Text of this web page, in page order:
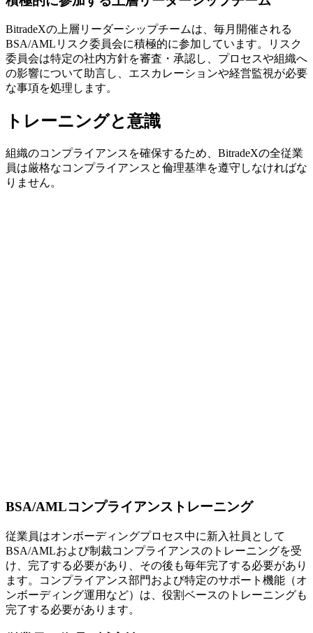
BitradeXの上層リーダーシップチームは、毎月開催される
BSA/AMLリスク委員会に積極的に参加しています。リスク
委員会は特定の社内方針を審査・承認し、プロセスや組織へ
の影響について助言し、エスカレーションや経営監視が必要
な事項を処理します。
トレーニングと意識
組織のコンプライアンスを確保するため、BitradeXの全従業
員は厳格なコンプライアンスと倫理基準を遵守しなければな
りません。
BSA/AMLコンプライアンストレーニング
従業員はオンボーディングプロセス中に新入社員として
BSA/AMLおよび制裁コンプライアンスのトレーニングを受
け、完了する必要があり、その後も毎年完了する必要があり
ます。コンプライアンス部門および特定のサポート機能（オ
ンボーディング運用など）は、役割ベースのトレーニングも
完了する必要があります。